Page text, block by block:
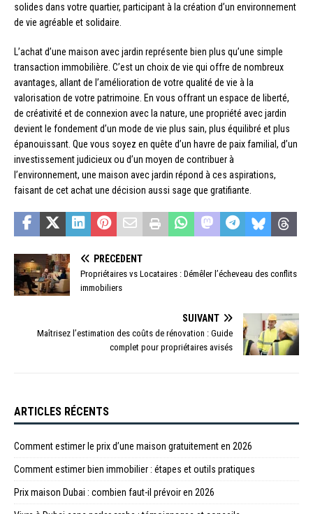
solides dans votre quartier, participant à la création d’un environnement
de vie agréable et solidaire.
L’achat d’une maison avec jardin représente bien plus qu’une simple
transaction immobilière. C’est un choix de vie qui offre de nombreux
avantages, allant de l’amélioration de votre qualité de vie à la
valorisation de votre patrimoine. En vous offrant un espace de liberté,
de créativité et de connexion avec la nature, une propriété avec jardin
devient le fondement d’un mode de vie plus sain, plus équilibré et plus
épanouissant. Que vous soyez en quête d’un havre de paix familial, d’un
investissement judicieux ou d’un moyen de contribuer à
l’environnement, une maison avec jardin répond à ces aspirations,
faisant de cet achat une décision aussi sage que gratifiante.
PRÉCÉDENT
Propriétaires vs Locataires : Démêler l’écheveau des conflits
immobiliers
SUIVANT
Maîtrisez l’estimation des coûts de rénovation : Guide
complet pour propriétaires avisés
ARTICLES RÉCENTS
Comment estimer le prix d’une maison gratuitement en 2026
Comment estimer bien immobilier : étapes et outils pratiques
Prix maison Dubai : combien faut-il prévoir en 2026